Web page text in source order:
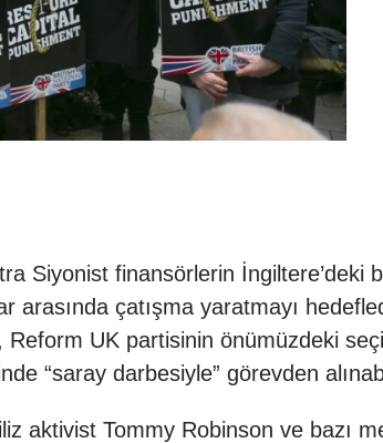
Siyonist finansörlerin İngiltere’deki
arasında çatışma yaratmayı
UK partisinin önümüzdeki
“saray darbesiyle” görevden
aktivist Tommy Robinson ve bazı